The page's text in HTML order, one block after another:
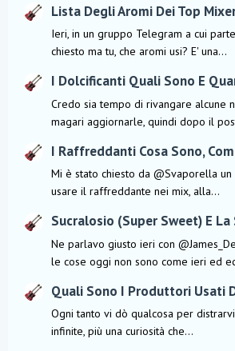
Lista Degli Aromi Dei Top
Ieri, in un gruppo Telegram a cui
chiesto ma tu, che aromi usi? E' una...
I Dolcificanti Quali Sono E
Credo sia tempo di rivangare alcune
magari aggiornarle, quindi dopo il
I Raffreddanti Cosa Sono,
Mi è stato chiesto da @Svaporella
usare il raffreddante nei mix, alla...
Sucralosio (Super Sweet) E
Ne parlavo giusto ieri con
le cose oggi non sono come ieri ed
Quali Sono I Produttori Usati
Ogni tanto vi dò qualcosa per
infinite, più una curiosità che...